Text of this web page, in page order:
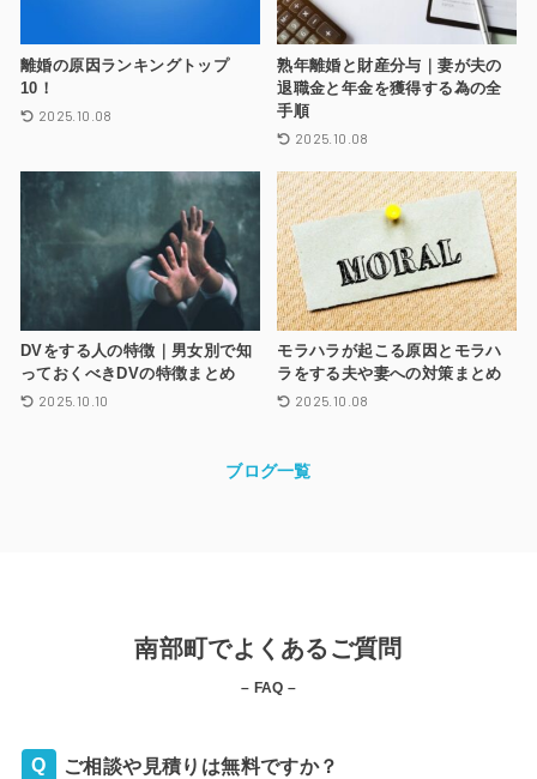
離婚の原因ランキングトップ
10！
2025.10.08
熟年離婚と財産分与｜妻が夫の
退職金と年金を獲得する為の全
手順
2025.10.08
DVをする人の特徴｜男女別で知
っておくべきDVの特徴まとめ
2025.10.10
モラハラが起こる原因とモラハ
ラをする夫や妻への対策まとめ
2025.10.08
ブログ一覧
南部町でよくあるご質問
– FAQ –
ご相談や見積りは無料ですか？